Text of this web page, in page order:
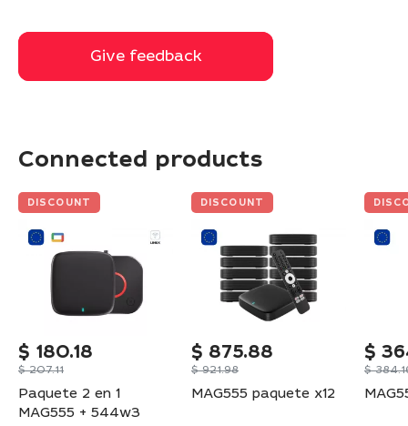
Give feedback
Give feedback
Connected products
DISCOUNT
$ 180.18
$207.11
Paquete 2 en 1
MAG555 + 544w3
DISCOUNT
$ 875.88
$921.98
MAG555 paquete x12
$
$